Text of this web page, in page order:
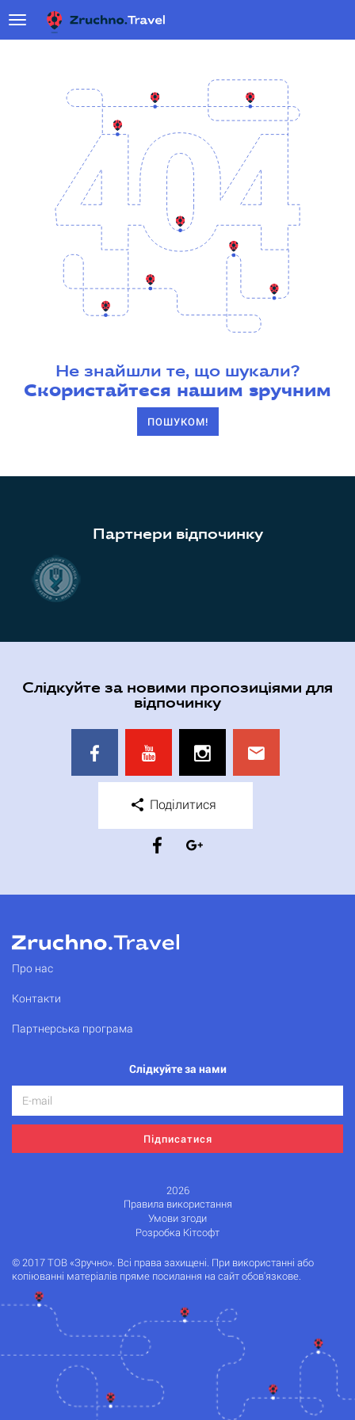
Не знайшли те, що шукали?
Скористайтеся нашим зручним
ПОШУКОМ!
Партнери відпочинку
Слідкуйте за новими пропозиціями для
відпочинку
Поділитися
Про нас
Контакти
Партнерська програма
Слідкуйте за нами
Підписатися
2026
Правила використання
Умови згоди
Розробка Кітсофт
© 2017 ТОВ «Зручно». Всі права захищені. При використанні або
копіюванні матеріалів пряме посилання на сайт обов'язкове.